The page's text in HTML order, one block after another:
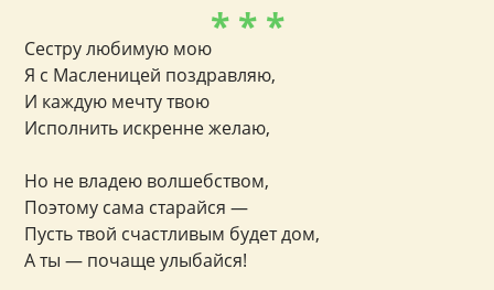
* * *
Сестру любимую мою
Я с Масленицей поздравляю,
И каждую мечту твою
Исполнить искренне желаю,
Но не владею волшебством,
Поэтому сама старайся —
Пусть твой счастливым будет дом,
А ты — почаще улыбайся!